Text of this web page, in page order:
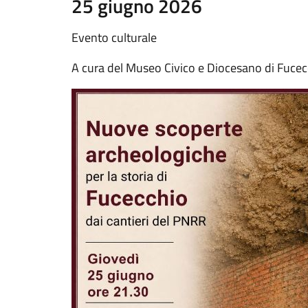
25 giugno 2026
Evento culturale
A cura del Museo Civico e Diocesano di